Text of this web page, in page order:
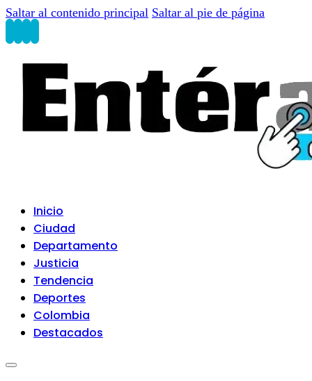
Saltar al contenido principal Saltar al pie de página
Inicio
Ciudad
Departamento
Justicia
Tendencia
Deportes
Colombia
Destacados